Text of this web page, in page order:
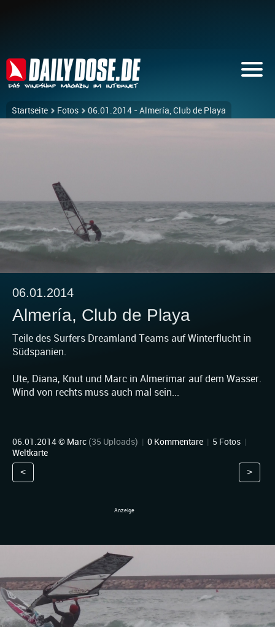
Startseite Fotos 06.01.2014 - Almería, Club de Playa
06.01.2014
Almería, Club de Playa
Teile des Surfers Dreamland Teams auf Winterflucht in
Südspanien.
Ute, Diana, Knut und Marc in Almerimar auf dem Wasser.
Wind von rechts muss auch mal sein...
06.01.2014 © Marc (35 Uploads) | 0 Kommentare | 5 Fotos |
Weltkarte
< >